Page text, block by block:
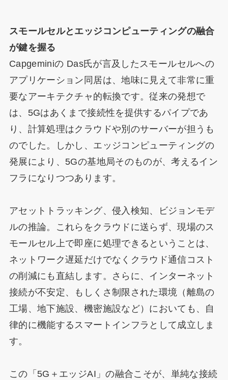
スモールセルとエッジコンピューティングの融合
が鍵を握る
Capgeminiの Das氏が言及したスモールセルへの
アプリケーション同居は、地味に見えて非常に重
要なアーキテクチャ的転換です。従来の発想で
は、5Gはあくまで接続性を提供するパイプであ
り、計算処理はクラウドや別のサーバーが担うも
のでした。しかし、エッジコンピューティングの
発展により、5Gの基地局そのものが、考えるイン
フラになりつつあります。
アセットトラッキング、侵入検知、ビジョンモデ
ルの推論。これらをクラウドに送らず、現場のス
モールセル上で即座に処理できるということは、
ネットワーク遅延だけでなくクラウド通信コスト
の削減にも直結します。さらに、インターネット
接続が不安定、もしくさ制限された環境（離島の
工場、地下施設、機密施設など）においても、自
律的に機能するスマートインフラとして成立しま
す。
この「5G＋エッジAI」の融合こそが、単純な接続